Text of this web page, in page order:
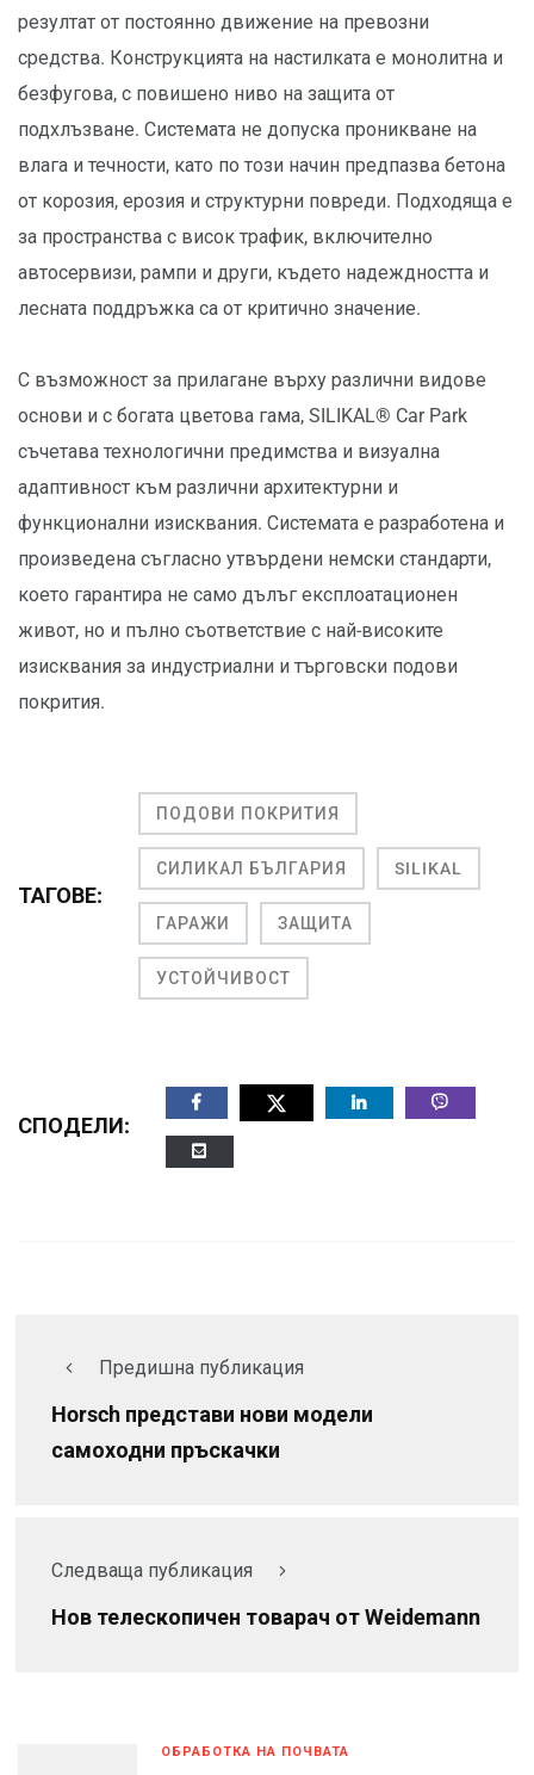
резултат от постоянно движение на превозни
средства. Конструкцията на настилката е монолитна и
безфугова, с повишено ниво на защита от
подхлъзване. Системата не допуска проникване на
влага и течности, като по този начин предпазва бетона
от корозия, ерозия и структурни повреди. Подходяща е
за пространства с висок трафик, включително
автосервизи, рампи и други, където надеждността и
лесната поддръжка са от критично значение.
С възможност за прилагане върху различни видове
основи и с богата цветова гама, SILIKAL® Car Park
съчетава технологични предимства и визуална
адаптивност към различни архитектурни и
функционални изисквания. Системата е разработена и
произведена съгласно утвърдени немски стандарти,
което гарантира не само дълъг експлоатационен
живот, но и пълно съответствие с най-високите
изисквания за индустриални и търговски подови
покрития.
ТАГОВЕ:
ПОДОВИ ПОКРИТИЯ
СИЛИКАЛ БЪЛГАРИЯ SILIKAL
ГАРАЖИ ЗАЩИТА
УСТОЙЧИВОСТ
СПОДЕЛИ:
Предишна публикация
Horsch представи нови модели
самоходни пръскачки
Следваща публикация
Нов телескопичен товарач от Weidemann
ОБРАБОТКА НА ПОЧВАТА